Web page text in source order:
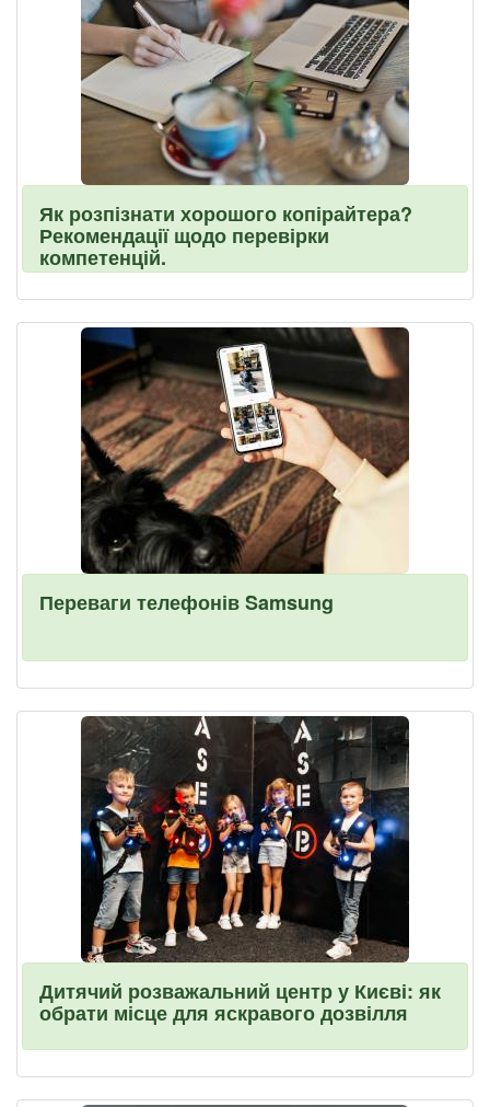
Як розпізнати хорошого копірайтера?
Рекомендації щодо перевірки
компетенцій.
Переваги телефонів Samsung
Дитячий розважальний центр у Києві: як
обрати місце для яскравого дозвілля